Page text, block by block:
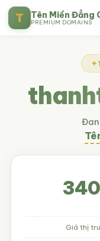
T Tên Miền Đẳng
PREMIUM DOMAINS
Giá thị